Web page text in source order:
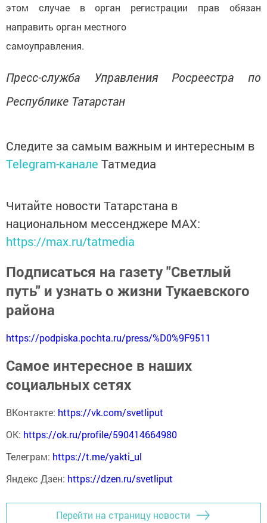
этом случае в орган регистрации прав обязан
направить орган местного
самоуправления.
Пресс-служба Управления Росреестра по
Республике Татарстан
Следите за самым важным и интересным в
Telegram-канале Татмедиа
Читайте новости Татарстана в
национальном мессенджере MАХ:
https://max.ru/tatmedia
Подписаться на газету "Светлый
путь" и узнать о жизни Тукаевского
района
https://podpiska.pochta.ru/press/%D0%9F9511
Самое интересное в наших
социальных сетях
ВКонтакте: https://vk.com/svetliput
ОК: https://ok.ru/profile/590414664980
Телеграм: https://t.me/yakti_ul
Яндекс Дзен: https://dzen.ru/svetliput
Перейти на страницу новости